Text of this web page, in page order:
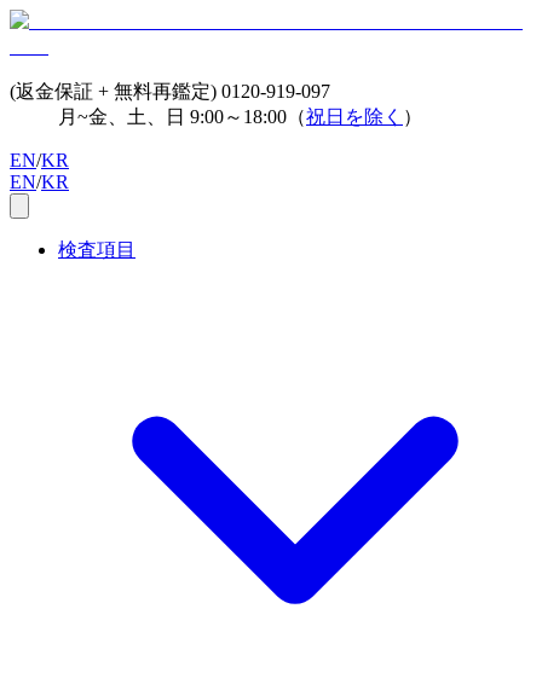
(返金保証 + 無料再鑑定) 0120-919-097
月~金、土、日 9:00～18:00（祝日を除く ）
EN/KR
EN/KR
検査項目